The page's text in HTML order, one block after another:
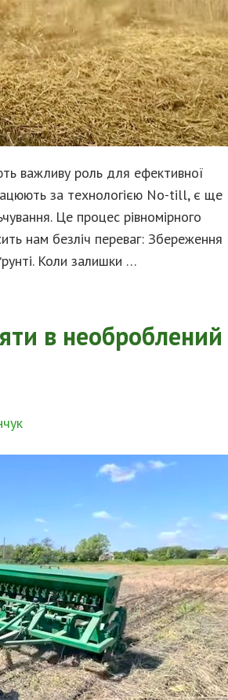
важливу роль для ефективної
за технологією No-till, є ще
Це процес рівномірного
нам безліч переваг: Збереження
Коли залишки …
в необроблений